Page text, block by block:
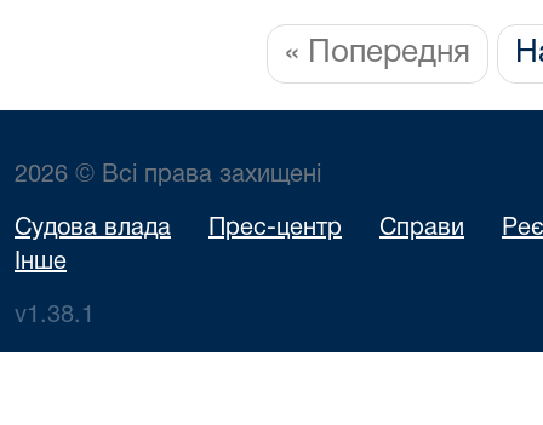
« Попередня
2026 © Всі права захищені
Судова влада Прес-центр Справи
Інше
v1.38.1